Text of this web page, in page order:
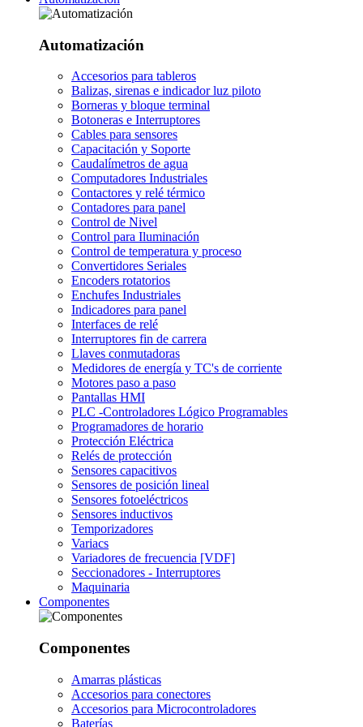
Automatización
Accesorios para tableros
Balizas, sirenas e indicador luz piloto
Borneras y bloque terminal
Botoneras e Interruptores
Cables para sensores
Capacitación y Soporte
Caudalímetros de agua
Computadores Industriales
Contactores y relé térmico
Contadores para panel
Control de Nivel
Control para Iluminación
Control de temperatura y proceso
Convertidores Seriales
Encoders rotatorios
Enchufes Industriales
Indicadores para panel
Interfaces de relé
Interruptores fin de carrera
Llaves conmutadoras
Medidores de energía y TC's de corriente
Motores paso a paso
Pantallas HMI
PLC -Controladores Lógico Programables
Programadores de horario
Protección Eléctrica
Relés de protección
Sensores capacitivos
Sensores de posición lineal
Sensores fotoeléctricos
Sensores inductivos
Temporizadores
Variacs
Variadores de frecuencia [VDF]
Seccionadores - Interruptores
Maquinaria
Componentes
Componentes
Amarras plásticas
Accesorios para conectores
Accesorios para Microcontroladores
Baterías